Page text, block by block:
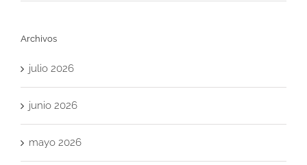
Archivos
julio 2026
junio 2026
mayo 2026